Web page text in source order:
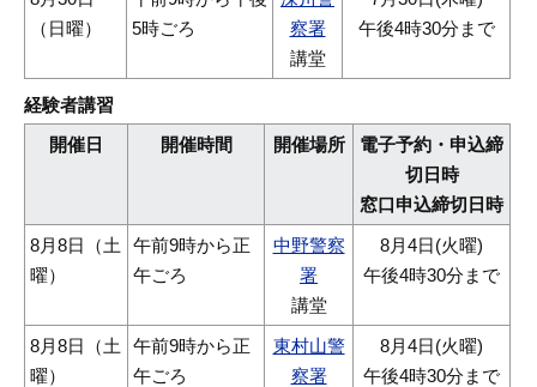
（日曜）
5時ごろ
察署
講堂
午後4時30分まで
経験者講習
開催日
開催時間 開催場所
電子予約・申込締
切日時
窓口申込締切日時
8月8日（土
曜）
午前9時から正
午ごろ
中野警察
署
講堂
8月4日(火曜)
午後4時30分まで
8月8日（土
曜）
午前9時から正
午ごろ
東村山警
察署
8月4日(火曜)
午後4時30分まで